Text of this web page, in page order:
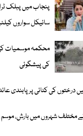
پنجاب میں پبلک
سائیکل سواروں
محکمہ موسمیات
کی پیشگوئی
درختوں کی کٹائی پر پابندی
مختلف شہروں میں بارش، موسم